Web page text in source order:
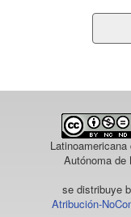
un
Autónoma
se distribuye
Atribución-